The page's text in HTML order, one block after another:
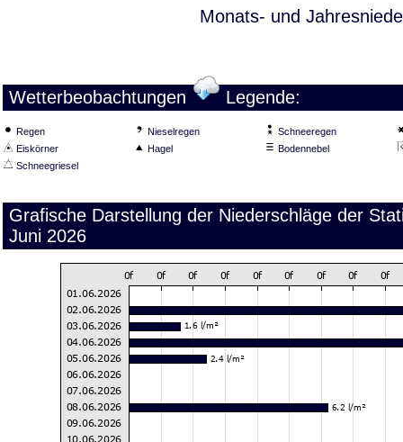
Monats- und
Wetterbeobachtungen Legende:
Regen Nieselregen
Schneeregen
Eiskörner
Hagel
Bodennebel
Schneegriesel
Grafische Darstellung der Niederschläge der
Juni 2026